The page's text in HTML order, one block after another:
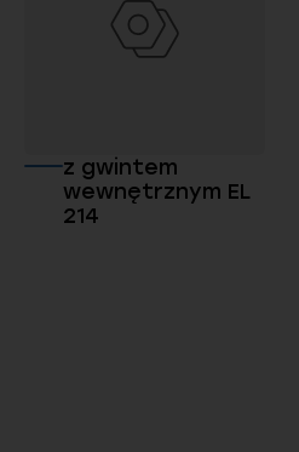
z gwintem
wewnętrznym EL
214